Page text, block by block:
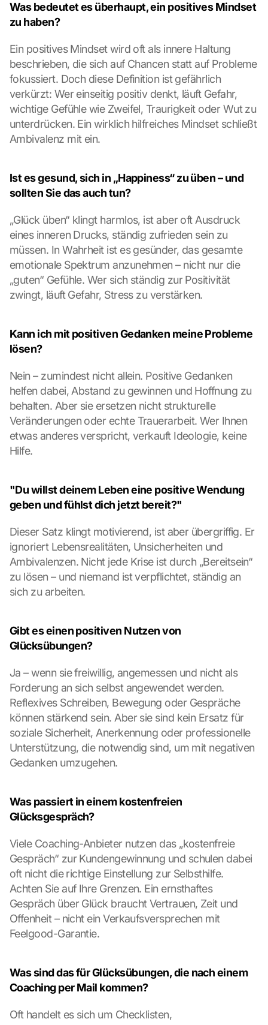
Was bedeutet es überhaupt, ein positives Mindset
zu haben?
Ein positives Mindset wird oft als innere Haltung
beschrieben, die sich auf Chancen statt auf Probleme
fokussiert. Doch diese Definition ist gefährlich
verkürzt: Wer einseitig positiv denkt, läuft Gefahr,
wichtige Gefühle wie Zweifel, Traurigkeit oder Wut zu
unterdrücken. Ein wirklich hilfreiches Mindset schließt
Ambivalenz mit ein.
Ist es gesund, sich in „Happiness“ zu üben – und
sollten Sie das auch tun?
„Glück üben“ klingt harmlos, ist aber oft Ausdruck
eines inneren Drucks, ständig zufrieden sein zu
müssen. In Wahrheit ist es gesünder, das gesamte
emotionale Spektrum anzunehmen – nicht nur die
„guten“ Gefühle. Wer sich ständig zur Positivität
zwingt, läuft Gefahr, Stress zu verstärken.
Kann ich mit positiven Gedanken meine Probleme
lösen?
Nein – zumindest nicht allein. Positive Gedanken
helfen dabei, Abstand zu gewinnen und Hoffnung zu
behalten. Aber sie ersetzen nicht strukturelle
Veränderungen oder echte Trauerarbeit. Wer Ihnen
etwas anderes verspricht, verkauft Ideologie, keine
Hilfe.
"Du willst deinem Leben eine positive Wendung
geben und fühlst dich jetzt bereit?"
Dieser Satz klingt motivierend, ist aber übergriffig. Er
ignoriert Lebensrealitäten, Unsicherheiten und
Ambivalenzen. Nicht jede Krise ist durch „Bereitsein“
zu lösen – und niemand ist verpflichtet, ständig an
sich zu arbeiten.
Gibt es einen positiven Nutzen von
Glücksübungen?
Ja – wenn sie freiwillig, angemessen und nicht als
Forderung an sich selbst angewendet werden.
Reflexives Schreiben, Bewegung oder Gespräche
können stärkend sein. Aber sie sind kein Ersatz für
soziale Sicherheit, Anerkennung oder professionelle
Unterstützung, die notwendig sind, um mit negativen
Gedanken umzugehen.
Was passiert in einem kostenfreien
Glücksgespräch?
Viele Coaching-Anbieter nutzen das „kostenfreie
Gespräch“ zur Kundengewinnung und schulen dabei
oft nicht die richtige Einstellung zur Selbsthilfe.
Achten Sie auf Ihre Grenzen. Ein ernsthaftes
Gespräch über Glück braucht Vertrauen, Zeit und
Offenheit – nicht ein Verkaufsversprechen mit
Feelgood-Garantie.
Was sind das für Glücksübungen, die nach einem
Coaching per Mail kommen?
Oft handelt es sich um Checklisten,
n
:
u
r
c
h
l
i
c
n
a
i
e
s
e
n
u
s
c
h
i
m
m
m
n
S
e
d
e
a
d
n
e
r
G
o
o
l
a
p
-
K
a
r
t
e
z
u
a
b
e
w